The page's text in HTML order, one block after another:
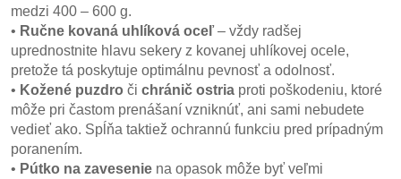
medzi 400 – 600 g.
• Ručne kovaná uhlíková oceľ– vždy radšej
uprednostnite hlavu sekery z kovanej uhlíkovej ocele,
pretože tá poskytuje optimálnu pevnosť a odolnosť.
• Kožené puzdro či chránič ostria proti poškodeniu, ktoré
môže pri častom prenášaní vzniknúť, ani sami nebudete
vedieť ako. Spĺňa taktiež ochrannú funkciu pred prípadným
poranením.
• Pútko na zavesenie na opasok môže byť veľmi